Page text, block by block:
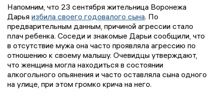
Напомним, что 23 сентября жительница Воронежа
Дарья избила своего годовалого сына. По
предварительным данным, причиной агрессии стало
плач ребенка. Соседи и знакомые Дарьи сообщили, что
в отсутствие мужа она часто проявляла агрессию по
отношению к своему малышу. Очевидцы утверждают,
что женщина могла находиться в состоянии
алкогольного опьянения и часто оставляла сына одного
на улице, при этом громко крича на него.